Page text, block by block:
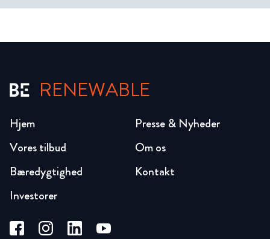
RENEWABLE
Hjem
Vores tilbud
Bæredygtighed
Investorer
Presse & Nyheder
Om os
Kontakt